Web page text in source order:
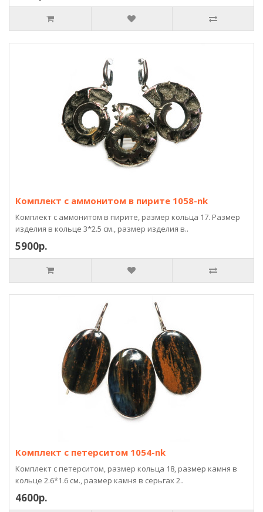
Комплект с аммонитом в пирите 1058-nk
Комплект с аммонитом в пирите, размер кольца 17. Размер
изделия в кольце 3*2.5 см., размер изделия в..
5900р.
Комплект с петерситом 1054-nk
Комплект с петерситом, размер кольца 18, размер камня в
кольце 2.6*1.6 см., размер камня в серьгах 2..
4600р.